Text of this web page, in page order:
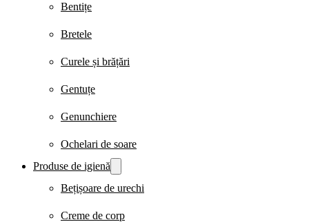
Bentițe
Bretele
Curele și brățări
Gentuțe
Genunchiere
Ochelari de soare
Produse de igienă
Bețișoare de urechi
Creme de corp